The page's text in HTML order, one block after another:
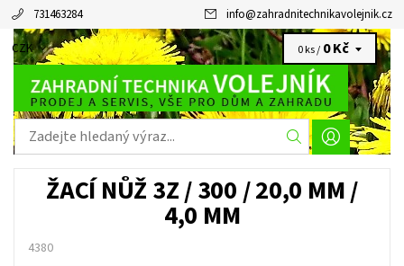
731463284 info@zahradnitechnikavolejnik.cz
CZK 0 ks / 0 Kč
ŽACÍ NŮŽ 3Z / 300 / 20,0 MM /
4,0 MM
4380